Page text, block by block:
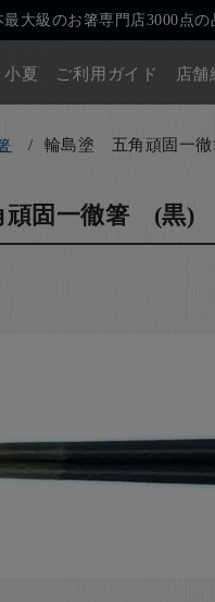
大級のお箸専門店3000点の
小夏 ご利用ガイド 店舗
輪島塗 五角頑固一
固一徹箸 (黒)